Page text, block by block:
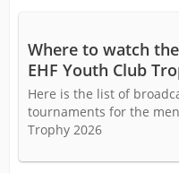
Where to watch
EHF Youth Club
Here is the list of
tournaments for the
Trophy 2026